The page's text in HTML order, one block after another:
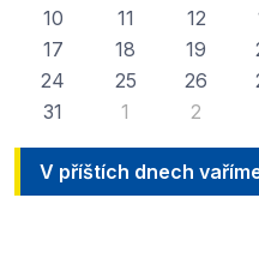
10
11 12
17
18 19
24
25 26
31
1 2
V příštích dnech